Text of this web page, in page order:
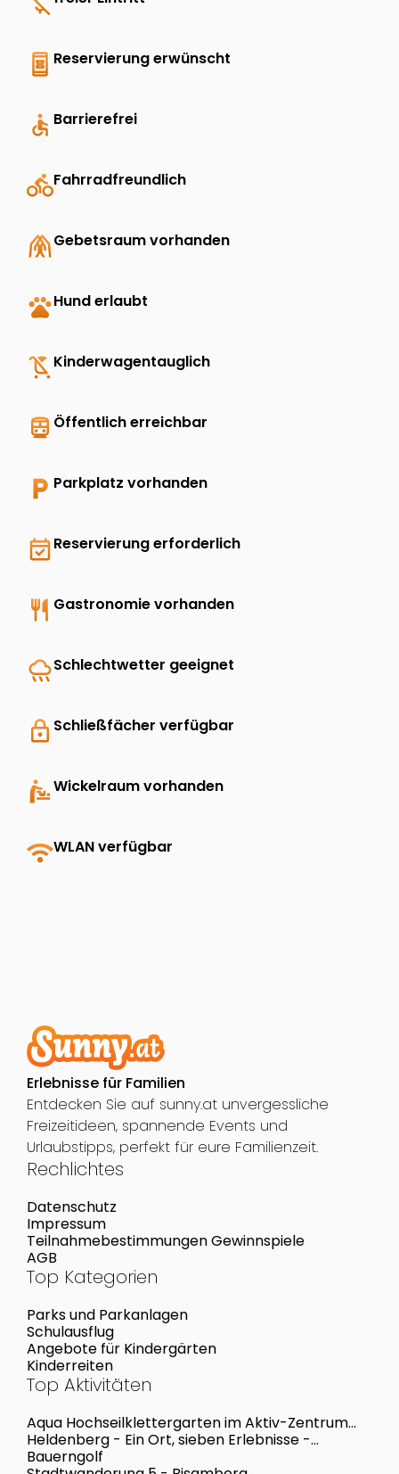
book_online Reservierung erwünscht
accessible Barrierefrei
directions_bikeFahrradfreundlich
folded_handsGebetsraum vorhanden
petsHund erlaubt
child_friendly Kinderwagentauglich
directions_transit Öffentlich erreichbar
local_parking Parkplatz vorhanden
event_availableReservierung erforderlich
restaurant Gastronomie vorhanden
rainySchlechtwetter geeignet
lock Schließfächer verfügbar
baby_changing_stationWickelraum vorhanden
wifiWLAN verfügbar
Erlebnisse für Familien
Entdecken Sie auf sunny.at unvergessliche
Freizeitideen, spannende Events und
Urlaubstipps, perfekt für eure Familienzeit.
Rechlichtes
Datenschutz
Impressum
Teilnahmebestimmungen Gewinnspiele
AGB
Top Kategorien
Parks und Parkanlagen
Schulausflug
Angebote für Kindergärten
Kinderreiten
Top Aktivitäten
Aqua Hochseilklettergarten im Aktiv-Zentrum
Bregenzerwald
Heldenberg - Ein Ort, sieben Erlebnisse -
Einzigartig im Weinviertel
Bauerngolf